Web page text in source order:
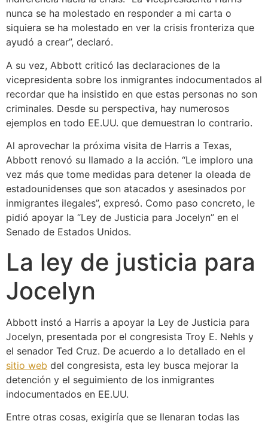
nunca se ha molestado en responder a mi carta o
siquiera se ha molestado en ver la crisis fronteriza que
ayudó a crear”, declaró.
A su vez, Abbott criticó las declaraciones de la
vicepresidenta sobre los inmigrantes indocumentados al
recordar que ha insistido en que estas personas no son
criminales. Desde su perspectiva, hay numerosos
ejemplos en todo EE.UU. que demuestran lo contrario.
Al aprovechar la próxima visita de Harris a Texas,
Abbott renovó su llamado a la acción. “Le imploro una
vez más que tome medidas para detener la oleada de
estadounidenses que son atacados y asesinados por
inmigrantes ilegales”, expresó. Como paso concreto, le
pidió apoyar la “Ley de Justicia para Jocelyn” en el
Senado de Estados Unidos.
La ley de justicia para
Jocelyn
Abbott instó a Harris a apoyar la Ley de Justicia para
Jocelyn, presentada por el congresista Troy E. Nehls y
el senador Ted Cruz. De acuerdo a lo detallado en el
sitio web del congresista, esta ley busca mejorar la
detención y el seguimiento de los inmigrantes
indocumentados en EE.UU.
Entre otras cosas, exigiría que se llenaran todas las